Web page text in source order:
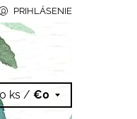
PRIHLÁSENIE
0 ks /€0